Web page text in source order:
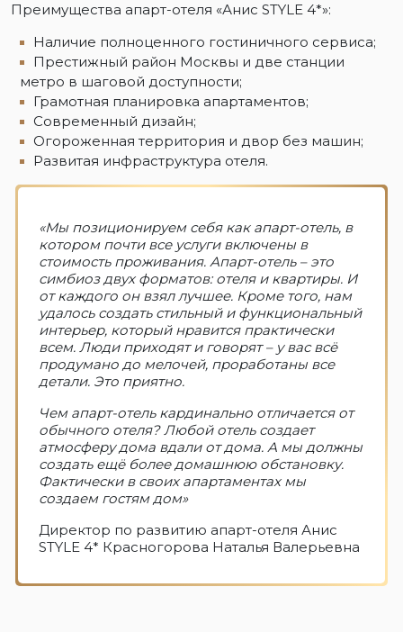
Преимущества апарт-отеля «Анис STYLE 4*»:
Наличие полноценного гостиничного сервиса;
Престижный район Москвы и две станции
метро в шаговой доступности;
Грамотная планировка апартаментов;
Современный дизайн;
Огороженная территория и двор без машин;
Развитая инфраструктура отеля.
«Мы позиционируем себя как апарт-отель, в
котором почти все услуги включены в
стоимость проживания. Апарт-отель – это
симбиоз двух форматов: отеля и квартиры. И
от каждого он взял лучшее. Кроме того, нам
удалось создать стильный и функциональный
интерьер, который нравится практически
всем. Люди приходят и говорят – у вас всё
продумано до мелочей, проработаны все
детали. Это приятно.
Чем апарт-отель кардинально отличается от
обычного отеля? Любой отель создает
атмосферу дома вдали от дома. А мы должны
создать ещё более домашнюю обстановку.
Фактически в своих апартаментах мы
создаем гостям дом»
Директор по развитию апарт-отеля Анис
STYLE 4* Красногорова Наталья Валерьевна